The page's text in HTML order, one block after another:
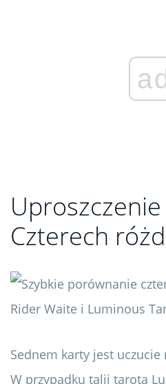
Czterech
Sednem karty jest
W przypadku talii tarota